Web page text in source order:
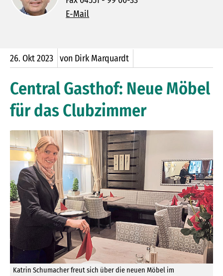
E-Mail
26. Okt2023 von Dirk Marquardt
Central Gasthof: Neue Möbel
für das Clubzimmer
Katrin Schumacher freut sich über die neuen Möbel im